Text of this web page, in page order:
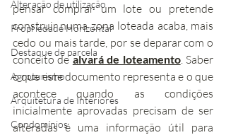
Alteração de utilização
Propriedade Horizontal
Destaque de parcela
Agroturismo
Arquitetura de Interiores
Condomínios
pensar comprar um lote ou pretende
construir numa zona loteada acaba, mais
cedo ou mais tarde, por se deparar com o
conceito de alvará de loteamento. Saber
o que este documento representa e o que
acontece quando as condições
inicialmente aprovadas precisam de ser
alteradas é uma informação útil para